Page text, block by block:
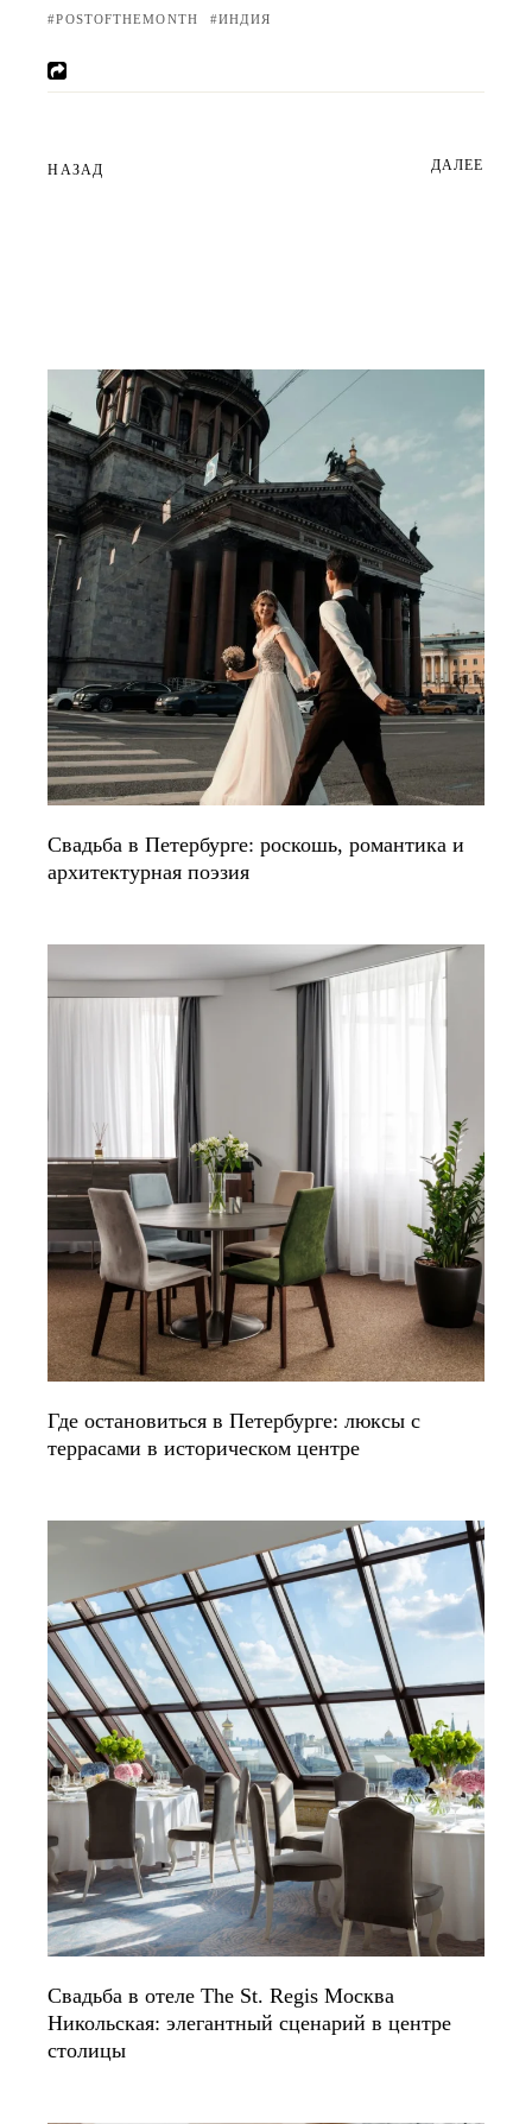
POSTOFTHEMONTH ИНДИЯ
НАЗАД ДАЛЕЕ
Свадьба в Петербурге: роскошь, романтика и
архитектурная поэзия
Где остановиться в Петербурге: люксы с
террасами в историческом центре
Свадьба в отеле The St. Regis Москва
Никольская: элегантный сценарий в центре
столицы